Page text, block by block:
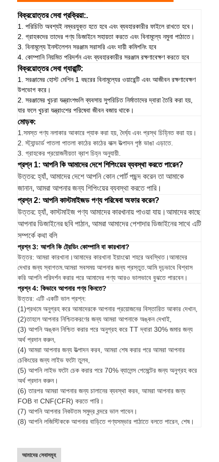
বিক্রয়োত্তর সেবা প্রক্রিয়া:.
1. পরিচিতি অবশ্যই নম্বরযুক্ত হতে হবে এবং ব্যবহারকারীর ফাইলে রাখতে হবে।
2. গ্রাহকদের তাদের পণ্য ডিজাইনে সহায়তা করতে এবং বিনামূল্যে নমুনা পাঠাতে।
3. বিনামূল্যে ইনস্টলেশন সরঞ্জাম সরাসরি এবং দায়ী কমিশনিং হবে
4. কোম্পানি নিয়মিত পরিদর্শন এবং ব্যবহারকারীর সরঞ্জাম রক্ষণাবেক্ষণ করতে হবে
বিক্রয়োত্তর সেবা গ্যারান্টি:
1. সরঞ্জামের হোস্ট মেশিন 1 বছরের বিনামূল্যের ওয়ারেন্টি এবং আজীবন রক্ষণাবেক্ষণ
উপভোগ করে।
2. সরঞ্জামের খুচরা যন্ত্রাংশগুলি ব্যবসায় সুপরিচিত নির্মাতাদের দ্বারা তৈরি করা হয়,
যার ফলে খুচরা যন্ত্রাংশের পরিষেবা জীবন বজায় থাকে।
মোড়ক:
1.সমস্ত পণ্য নলাকার আকারে প্যাক করা হয়, দৈর্ঘ্য এবং প্রস্থ চিহ্নিত করা হয়।
2. স্ট্যান্ডার্ড পাতলা পাতলা কাঠের কাঠের বাক্স উত্পাদন পৃষ্ঠ ভাঙা এড়াতে.
3. গ্রাহকের প্রয়োজনীয়তা ব্রাশ চিহ্ন অনুযায়ী.
প্রশ্ন 1: আপনি কি আমাদের দেশে শিপিংয়ের ব্যবস্থা করতে পারেন?
উত্তর: হ্যাঁ, আমাদের দেশে আপনি কোন পোর্ট পছন্দ করেন তা আমাকে
জানান, আমরা আপনার জন্য শিপিংয়ের ব্যবস্থা করতে পারি।
প্রশ্ন 2: আপনি কাস্টমাইজড পণ্য পরিষেবা অফার করেন?
উত্তর: হ্যাঁ, কাস্টমাইজ পণ্য আমাদের কারখানায় পাওয়া যায়।আমাদের কাছে
আপনার ডিজাইনের ছবি পাঠান, আমরা আমাদের পেশাদার ডিজাইনের সাথে এটি
সম্পর্কে কথা বলি
প্রশ্ন 3: আপনি কি ট্রেডিং কোম্পানি বা কারখানা?
উত্তর: আমরা কারখানা।আমাদের কারখানা ইয়াংঝো শহরে অবস্থিত।আমাদের
দেখার জন্য স্বাগতম.আমরা সবসময় আপনার জন্য প্রস্তুত.আমি দৃঢ়ভাবে বিশ্বাস
করি আপনি পরিদর্শন করার পরে আমাদের পণ্য আরও ভালভাবে বুঝতে পারবেন।
প্রশ্ন 4: কিভাবে আপনার পণ্য কিনতে?
উত্তর: এটি একটি ভাল প্রশ্ন:
(1)প্রথমে অনুগ্রহ করে আমাদেরকে আপনার প্রয়োজনের বিস্তারিত আকার দেখান,
(2)তাহলে আপনার নিশ্চিতকরণের জন্য আমরা আপনাকে অঙ্কন দেখাই,
(3) আপনি অঙ্কন নিশ্চিত করার পরে অনুগ্রহ করে TT দ্বারা 30% জমার জন্য
অর্থ প্রদান করুন,
(4) আমরা আপনার জন্য উত্পাদন করব, আমরা শেষ করার পরে আমরা আপনার
চেকিংয়ের জন্য লাইভ ফটো তুলব,
(5) আপনি লাইভ ফটো চেক করার পরে 70% ব্যালেন্স পেমেন্টের জন্য অনুগ্রহ করে
অর্থ প্রদান করুন।
(6) তারপর আমরা আপনার জন্য চালানের ব্যবস্থা করব, আমরা আপনার জন্য
FOB বা CNF(CFR) করতে পারি।
(7) আপনি আপনার নিকটতম সমুদ্র বন্দরে ভাল পাবেন।
(8) আপনি লজিস্টিককে আপনার বাড়িতে পণ্যসম্ভার পাঠাতে বলতে পারেন, শেষ।
আমাদের সেবাসমূহ